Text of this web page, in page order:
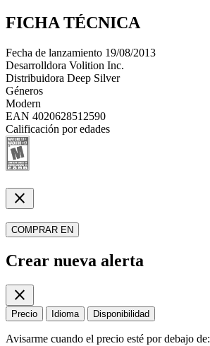
FICHA TÉCNICA
Fecha de lanzamiento 19/08/2013
Desarrolldora Volition Inc.
Distribuidora Deep Silver
Géneros
Modern
EAN 4020628512590
Calificación por edades
close
COMPRAR EN
Crear nueva alerta
close
Precio Idioma Disponibilidad
Avisarme cuando el precio esté por debajo de: